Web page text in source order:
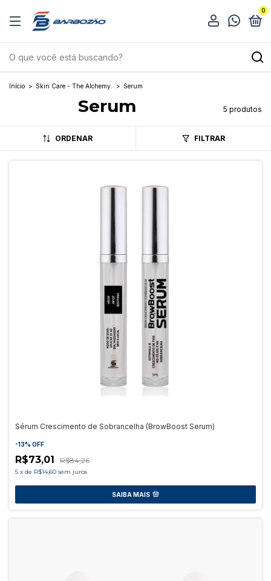
0
Início > Skin Care - The Alchemy. > Serum
Serum 5 produtos
ORDENAR FILTRAR
Sérum Crescimento de Sobrancelha (BrowBoost Serum)
-13% OFF
R$73,01 R$84,26
5 x de R$14,60 sem juros
SAIBA MAIS